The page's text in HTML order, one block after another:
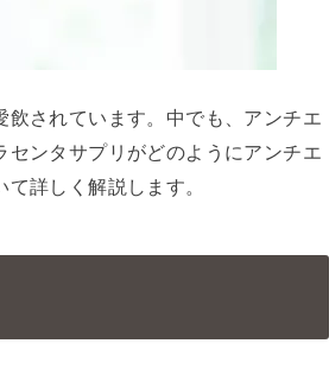
されています。中でも、アンチエ
ンタサプリがどのようにアンチエ
詳しく解説します。